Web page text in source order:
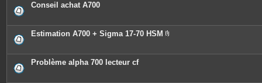
Conseil achat A700
Estimation A700 + Sigma 17-70 HSM
è
Problème alpha 700 lecteur cf